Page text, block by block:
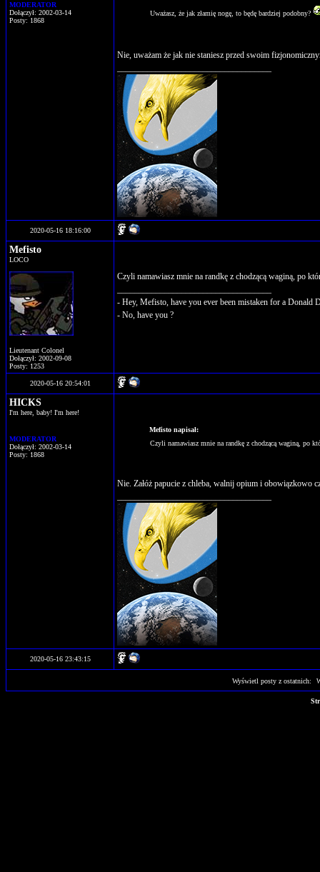
MODERATOR
Dołączył: 2002-03-14
Posty: 1868
Uważasz, że jak złamię nogę, to będę bardziej podobny?
Nie, uważam że jak nie staniesz przed swoim
2020-05-16 18:16:00
Mefisto
LOCO
Lieutenant Colonel
Dołączył: 2002-09-08
Posty: 1253
Czyli namawiasz mnie na randkę z chodzącą waginą, po
- Hey, Mefisto, have you ever been mistaken for a Donald
- No, have you ?
2020-05-16 20:54:01
HICKS
I'm here, baby! I'm here!
MODERATOR
Dołączył: 2002-03-14
Posty: 1868
Mefisto napisał:
Czyli namawiasz mnie na randkę z chodzącą waginą, po
Nie. Załóż papucie z chleba, walnij opium i obowiązkowo
2020-05-16 23:43:15
Wyświetl posty z ostatnich: